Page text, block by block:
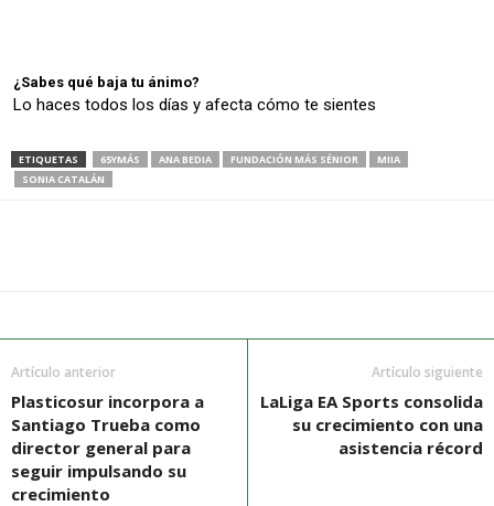
¿Sabes qué baja tu ánimo?
Lo haces todos los días y afecta cómo te sientes
ETIQUETAS 65YMÁS ANA BEDIA FUNDACIÓN MÁS SÉNIOR
MIIA
SONIA CATALÁN
Artículo anterior
Plasticosur incorpora a
Santiago Trueba como
director general para
seguir impulsando su
crecimiento
Artículo siguiente
LaLiga EA Sports consolida
su crecimiento con una
asistencia récord